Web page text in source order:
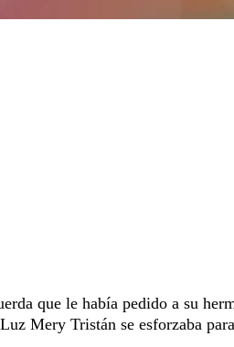
que le había pedido a su
Mery Tristán se esforzaba